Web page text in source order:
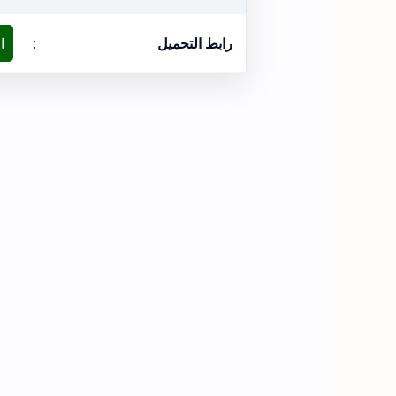
رابط التحميل :